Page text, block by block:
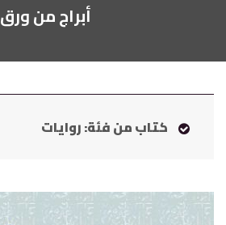
أبراج من ورق
كتاب من فئة: روايات